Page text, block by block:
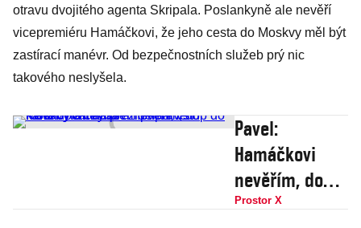
otravu dvojitého agenta Skripala. Poslankyně ale nevěří
vicepremiéru Hamáčkovi, že jeho cesta do Moskvy měl být
zastírací manévr. Od bezpečnostních služeb prý nic
takového neslyšela.
Pavel:
Hamáčkovi
nevěřím, do
Moskvy chtěl.
Prostor X